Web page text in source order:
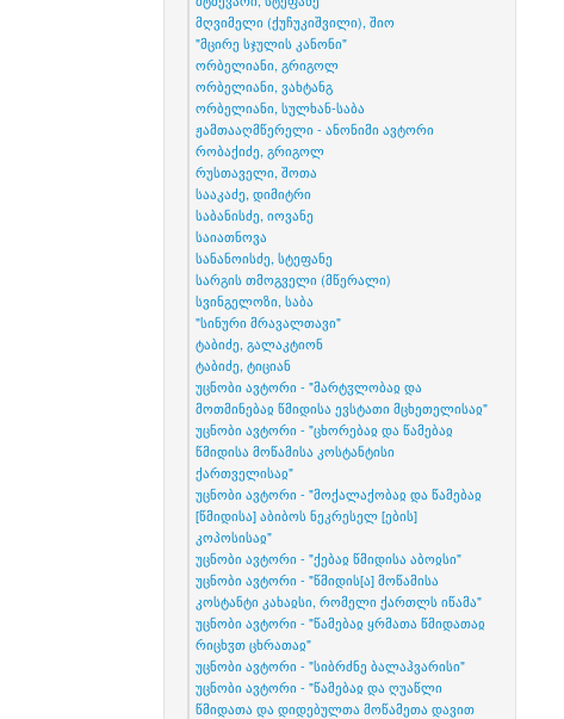
მღვიმელი (ქუჩუკიშვილი), შიო
"მცირე სჯულის კანონი"
ორბელიანი, გრიგოლ
ორბელიანი, ვახტანგ
ორბელიანი, სულხან-საბა
ჟამთააღმწერელი - ანონიმი ავტორი
რობაქიძე, გრიგოლ
რუსთაველი, შოთა
სააკაძე, დიმიტრი
საბანისძე, იოვანე
საიათნოვა
სანანოისძე, სტეფანე
სარგის თმოგველი (მწერალი)
სვინგელოზი, საბა
"სინური მრავალთავი"
ტაბიძე, გალაკტიონ
ტაბიძე, ტიციან
უცნობი ავტორი - "მარტჳლობაჲ და
მოთმინებაჲ წმიდისა ევსტათი მცხეთელისაჲ"
უცნობი ავტორი - "ცხორებაჲ და წამებაჲ
წმიდისა მოწამისა კოსტანტისი
ქართველისაჲ"
უცნობი ავტორი - "მოქალაქობაჲ და წამებაჲ
[წმიდისა] აბიბოს ნეკრესელ [ების]
კოპოსისაჲ"
უცნობი ავტორი - "ქებაჲ წმიდისა აბოჲსი"
უცნობი ავტორი - "წმიდის[ა] მოწამისა
კოსტანტი კახაჲსი, რომელი ქართლს იწამა"
უცნობი ავტორი - "წამებაჲ ყრმათა წმიდათაჲ
რიცხჳთ ცხრათაჲ"
უცნობი ავტორი - "სიბრძნე ბალაჰვარისი"
უცნობი ავტორი - "წამებაჲ და ღუაწლი
წმიდათა და დიდებულთა მოწამეთა დავით